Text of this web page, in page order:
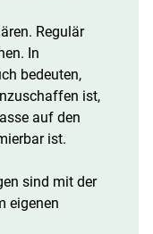
Regulär
In
bedeuten,
ist,
auf den
ist.
sind mit der
eigenen